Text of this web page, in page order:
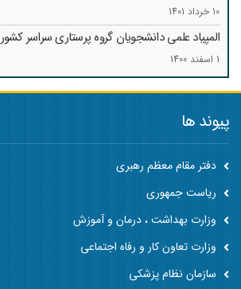
10 خرداد 1401
المپیاد علمی دانشجویان گروه پرستاری سراسر کشور
1 اسفند 1400
پیوند ها
دفتر مقام معظم رهبری
ریاست جمهوری
وزارت بهداشت ، درمان و آموزش
وزارت تعاون کار و رفاه اجتماعی
سازمان نظام پزشکی